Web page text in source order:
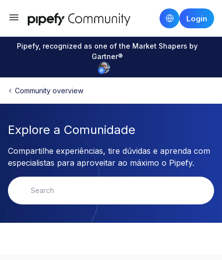
Login
Pipefy, recognized as one of the Market Shapers by
Gartner®
Community overview
Explore a Comunidade
Compartilhe experiências, tire dúvidas e aprenda com
especialistas para aproveitar ao máximo o Pipefy.